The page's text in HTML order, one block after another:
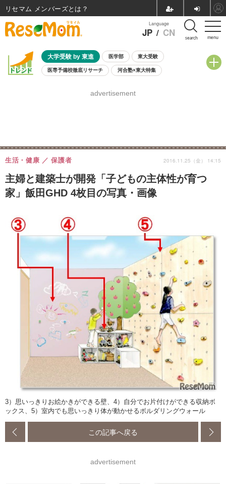
menu
Language
JP / CN search
大学受験 by 東進 医学部 東大受験
医専予備校徹底リサーチ 河合塾×東大特集
8月開催学校説明会・相談会
advertisement
主婦と建築士が開発「子どもの主体性が育つ
家」飯田GHD 4枚目の写真・画像
生活・健康 保護者 2016.11.25（金） 14:15
3）思いっきりお絵かきができる壁、4）自分でお片付けができる収納ボ
ックス、5）室内でも思いっきり体が動かせるボルダリングウォール
この記事へ戻る
advertisement
リセマム メンバーズ